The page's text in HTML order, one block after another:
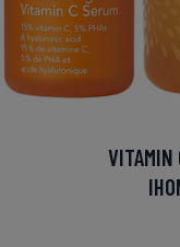
VITAMIN